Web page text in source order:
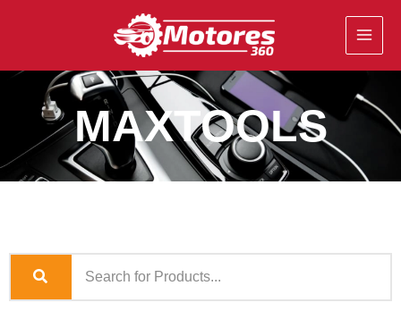
MAXTOOLS